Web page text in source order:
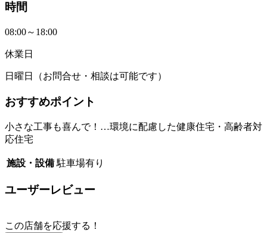
時間
08:00～18:00
休業日
日曜日（お問合せ・相談は可能です）
おすすめポイント
小さな工事も喜んで！…環境に配慮した健康住宅・高齢者対
応住宅
施設・設備 駐車場有り
ユーザーレビュー
この店舗を応援する！